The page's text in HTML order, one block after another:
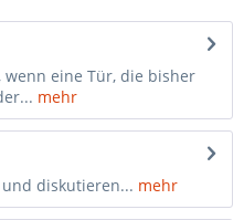
eine Tür, die bisher
mehr
diskutieren... mehr